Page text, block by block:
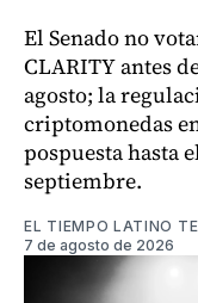
El Senado no
CLARITY antes
agosto; la
criptomonedas
pospuesta hasta
septiembre.
EL TIEMPO LATINO
7 de agosto de 2026